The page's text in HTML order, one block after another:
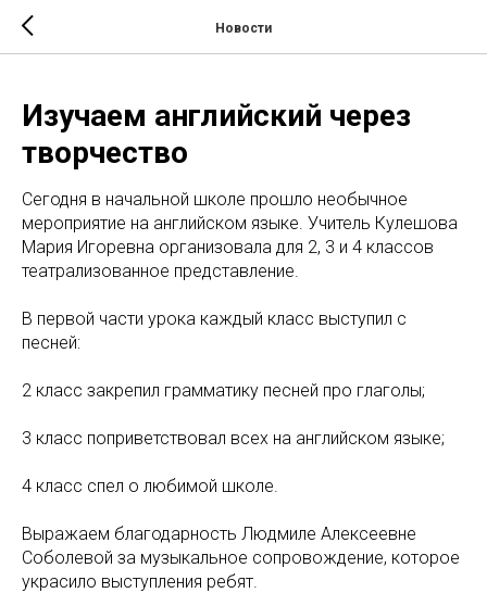
Новости
Изучаем английский через
творчество
Сегодня в начальной школе прошло необычное
мероприятие на английском языке. Учитель Кулешова
Мария Игоревна организовала для 2, 3 и 4 классов
театрализованное представление.
В первой части урока каждый класс выступил с
песней:
2 класс закрепил грамматику песней про глаголы;
3 класс поприветствовал всех на английском языке;
4 класс спел о любимой школе.
Выражаем благодарность Людмиле Алексеевне
Соболевой за музыкальное сопровождение, которое
украсило выступления ребят.